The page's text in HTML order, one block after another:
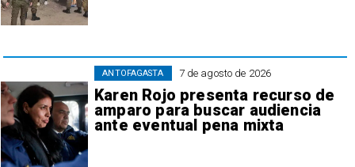
7 de agosto de 2026
Karen Rojo presenta recurso de
amparo para buscar audiencia
ante eventual pena mixta
ANTOFAGASTA